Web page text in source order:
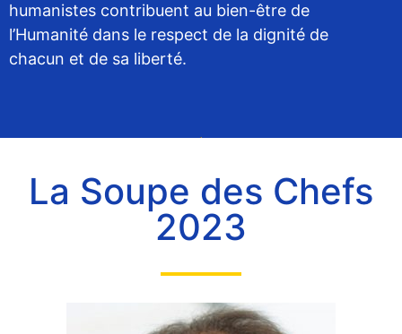
humanistes contribuent au bien-être de
l’Humanité dans le respect de la dignité de
chacun et de sa liberté.
La Soupe des Chefs
2023